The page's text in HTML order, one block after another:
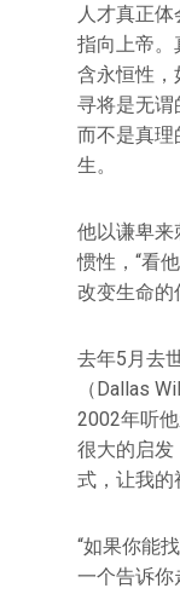
人才真正体
指向上帝。
含永恒性，
寻将是无谓
而不是真理
生。
他以谦卑来
惯性，“看
改变生命的
去年5月去
（Dallas
2002年听
很大的启发
式，让我的
“如果你能
一个告诉你